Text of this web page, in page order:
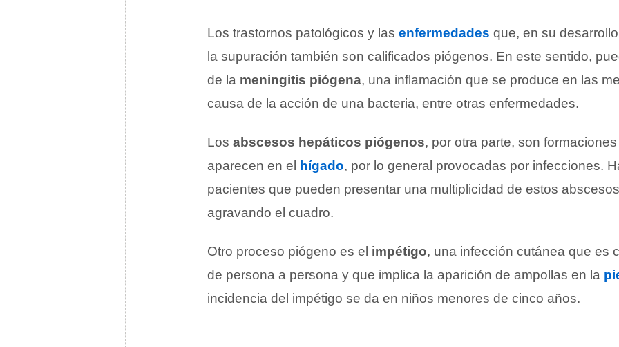
Los trastornos patológicos y las enfermedades que, en su
la supuración también son calificados piógenos. En este sentido,
de la meningitis piógena, una inflamación que se produce en las
causa de la acción de una bacteria, entre otras enfermedades.
Los abscesos hepáticos piógenos, por otra parte, son
aparecen en el hígado, por lo general provocadas por infecciones.
pacientes que pueden presentar una multiplicidad de estos
agravando el cuadro.
Otro proceso piógeno es el impétigo, una infección cutánea que es
de persona a persona y que implica la aparición de ampollas en la
incidencia del impétigo se da en niños menores de cinco años.